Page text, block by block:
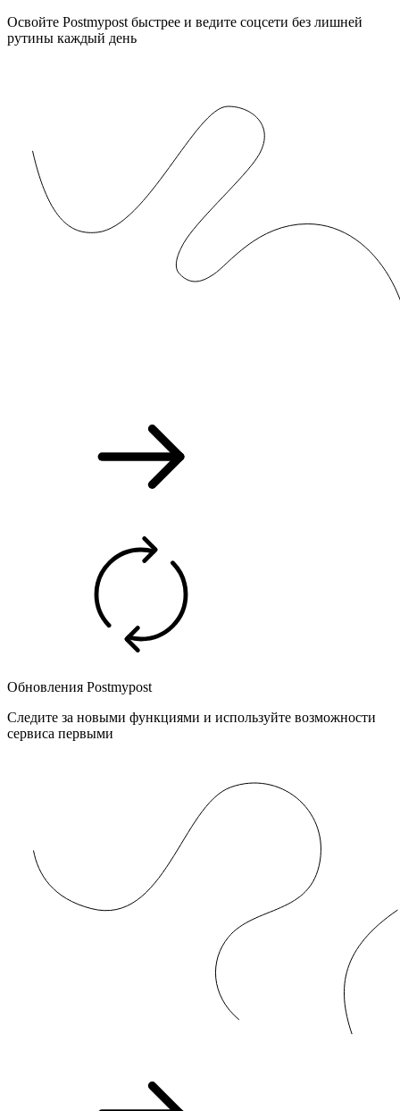
Освойте Postmypost быстрее и ведите соцсети без лишней
рутины каждый день
Обновления Postmypost
Следите за новыми функциями и используйте возможности
сервиса первыми